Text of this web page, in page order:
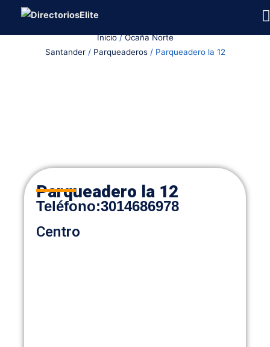
Inicio/Ocaña Norte
Santander/ Parqueaderos/ Parqueadero la 12
Parqueadero la 12
Teléfono:3014686978
Centro